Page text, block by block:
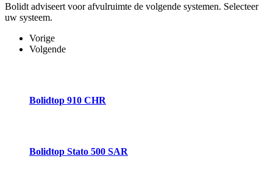
Bolidt adviseert voor afvulruimte de volgende systemen. Selecteer
uw systeem.
Vorige
Volgende
Bolidtop 910 CHR
Bolidtop Stato 500 SAR